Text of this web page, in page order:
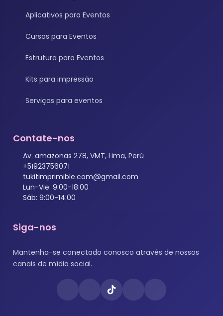
Aplicativos para Eventos
Cursos para Eventos
Estrutura para Eventos
Kits para impressão
Serviços para eventos
Contate-nos
Av. amazonas 278, VMT, Lima, Perú
+51923756071
tukitimprimible.com@gmail.com
Lun-Vie: 9:00-18:00
Sáb: 9:00-14:00
Siga-nos
Mantenha-se conectado conosco através de nossos
canais de mídia social.